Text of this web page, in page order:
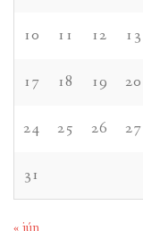
10 11 12 13
17 18 19 20
24 25 26 27
31